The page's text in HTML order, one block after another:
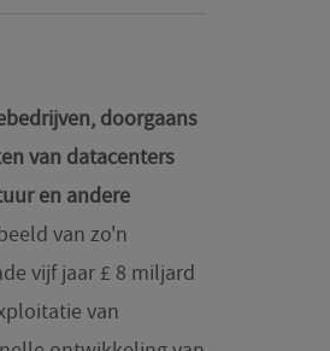
doorgaans
van datacenters
en andere
van zo'n
vijf jaar £ 8 miljard
van